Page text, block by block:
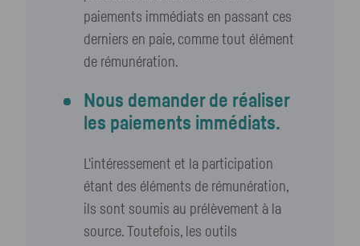
paiements immédiats en passant ces
derniers en paie, comme tout élément
de rémunération.
Nous demander de réaliser
les paiements immédiats.
L'intéressement et la participation
étant des éléments de rémunération,
ils sont soumis au prélèvement à la
source. Toutefois, les outils